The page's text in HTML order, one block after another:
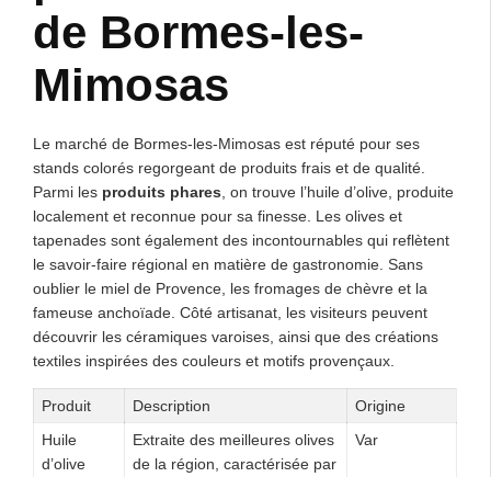
de Bormes-les-
Mimosas
Le marché de Bormes-les-Mimosas est réputé pour ses
stands colorés regorgeant de produits frais et de qualité.
Parmi les produits phares , on trouve l’huile d’olive, produite
localement et reconnue pour sa finesse. Les olives et
tapenades sont également des incontournables qui reflètent
le savoir-faire régional en matière de gastronomie. Sans
oublier le miel de Provence, les fromages de chèvre et la
fameuse anchoïade. Côté artisanat, les visiteurs peuvent
découvrir les céramiques varoises, ainsi que des créations
textiles inspirées des couleurs et motifs provençaux.
Produit Description
Origine
Huile
d’olive
Extraite des meilleures olives
de la région, caractérisée par
Var